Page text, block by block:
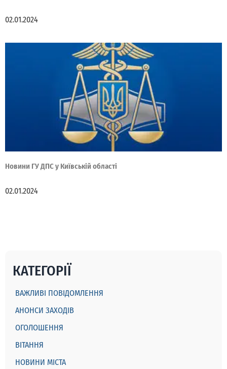
02.01.2024
Новини ГУ ДПС у Київській області
02.01.2024
КАТЕГОРІЇ
ВАЖЛИВІ ПОВІДОМЛЕННЯ
АНОНСИ ЗАХОДІВ
ОГОЛОШЕННЯ
ВІТАННЯ
НОВИНИ МІСТА